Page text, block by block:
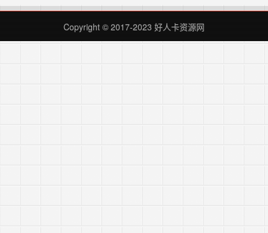
码 代码如下： JavaScript <div
class="index-ad-banner"> 这里放广
Copyright © 2017-2023 好人卡资源网